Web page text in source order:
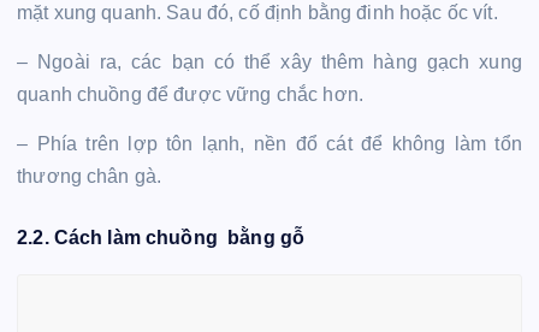
mặt xung quanh. Sau đó, cố định bằng đinh hoặc ốc vít.
– Ngoài ra, các bạn có thể xây thêm hàng gạch xung
quanh chuồng để được vững chắc hơn.
– Phía trên lợp tôn lạnh, nền đổ cát để không làm tổn
thương chân gà.
2.2. Cách làm chuồng bằng gỗ